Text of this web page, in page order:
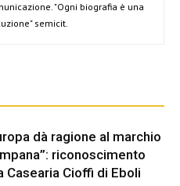
"Ogni biografia è una
semicit.
dà ragione al marchio
riconoscimento
Casearia Cioffi di Eboli